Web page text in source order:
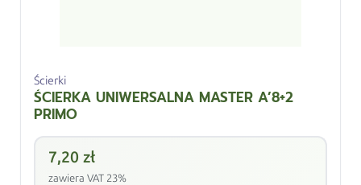
Ścierki
ŚCIERKA UNIWERSALNA MASTER A’8+2
PRIMO
7,20zł
zawiera VAT 23%